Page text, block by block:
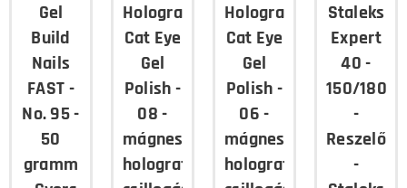
Gel
Build
Nails
FAST -
No. 95 -
50
gramm
Holographic
Cat Eye
Gel
Polish -
08 -
mágnesezhető,
holografikus
Holographic
Cat Eye
Gel
Polish -
06 -
mágnesezhető,
holografikus
Staleks
Expert
40 -
150/180
-
Reszelő
-